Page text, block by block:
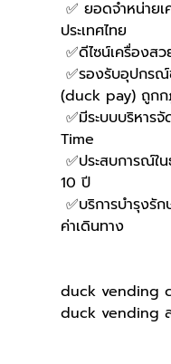
ประเทศไทย
✅ดีไซน์เครื่อง
(duck pay) ถูก
Time
10 ปี
ค่าเดินทาง
duck vending
duck vending ส